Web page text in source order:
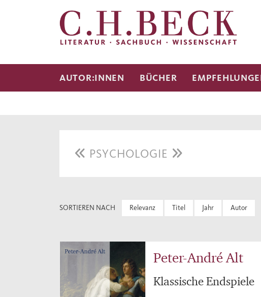
AUTOR:INNEN BÜCHER
PSYCHOLOGIE
SORTIEREN NACH Relevanz Titel Jahr Autor
Peter-André Alt
Klassische Endspiele